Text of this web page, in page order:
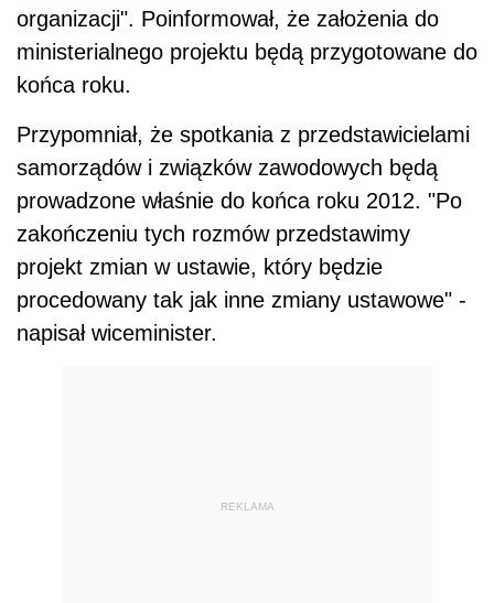
organizacji". Poinformował, że założenia do
ministerialnego projektu będą przygotowane do
końca roku.
Przypomniał, że spotkania z przedstawicielami
samorządów i związków zawodowych będą
prowadzone właśnie do końca roku 2012. "Po
zakończeniu tych rozmów przedstawimy
projekt zmian w ustawie, który będzie
procedowany tak jak inne zmiany ustawowe" -
napisał wiceminister.
REKLAMA